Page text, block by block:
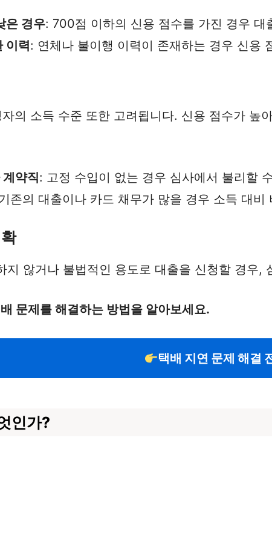
은 경우: 700점 이하의 신용 점수를 가진 경우 대
이력: 연체나 불이행 이력이 존재하는 경우 신용
의 소득 수준 또한 고려됩니다. 신용 점수가 높
약직: 고정 수입이 없는 경우 심사에서 불리할
존의 대출이나 카드 채무가 많을 경우 소득 대비
지 않거나 불법적인 용도로 대출을 신청할 경우,
문제를 해결하는 방법을 알아보세요.
택배 지연 문제 해결
인가?